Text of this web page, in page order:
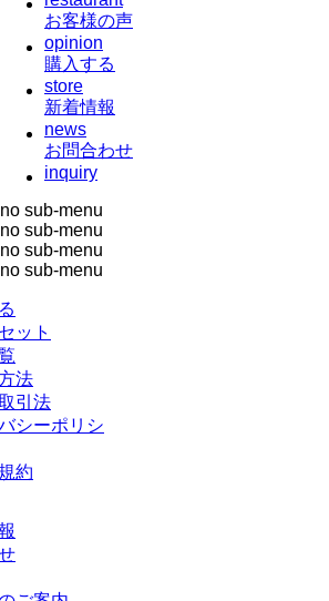
お客様の声
opinion
購入する
store
新着情報
news
お問合わせ
inquiry
no sub-menu
no sub-menu
no sub-menu
no sub-menu
ット
法
引法
シーポリシ
約